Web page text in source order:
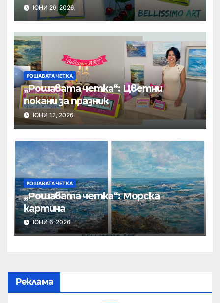
ЮНИ 20, 2026
РОШАВАТА ЧЕТКА
„Рошавата четка“: Цветни
покани за празник
ЮНИ 13, 2026
РОШАВАТА ЧЕТКА
„Рошавата четка“: Морска
картина
ЮНИ 6, 2026
Реклама